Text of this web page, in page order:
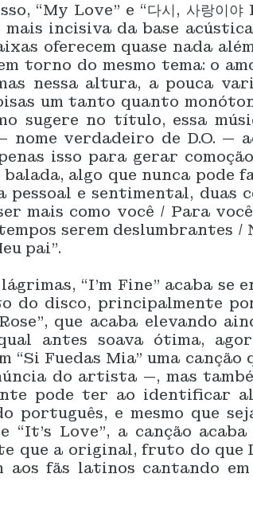
“My Love” e “다시, 사랑이
mais incisiva da base
oferecem quase nada
torno do mesmo tema: o
nessa altura, a pouca
um tanto quanto
sugere no título, essa
nome verdadeiro de D.O. —
isso para gerar
algo que nunca pode
pessoal e sentimental, duas
mais como você / Para
serem deslumbrantes /
pai”.
“I’m Fine” acaba
do disco, principalmente
que acaba elevando
antes soava ótima,
“Si Fuedas Mia” uma
do artista —, mas
pode ter ao identificar
português, e mesmo que
“It’s Love”, a canção
que a original, fruto do que
aos fãs latinos cantando